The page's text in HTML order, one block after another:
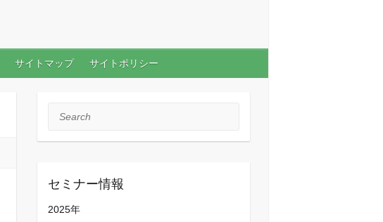
サイトマップ サイトポリシー
Search
セミナー情報
2025年